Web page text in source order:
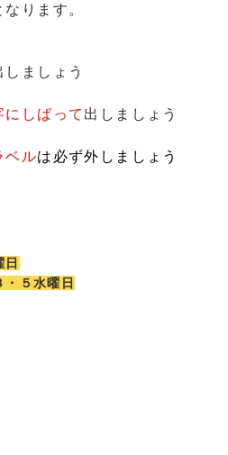
ります。
しましょう
にしばって 出しましょう
ベルは必ず外しましょう
５水曜日